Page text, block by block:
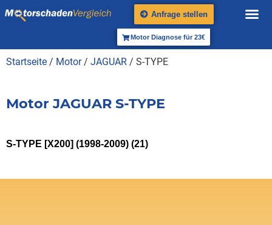
Anfrage stellen
Motor Diagnose für 23€
Startseite / Motor/ JAGUAR / S-TYPE
Motor JAGUAR S-TYPE
S-TYPE [X200] (1998-2009) (21)